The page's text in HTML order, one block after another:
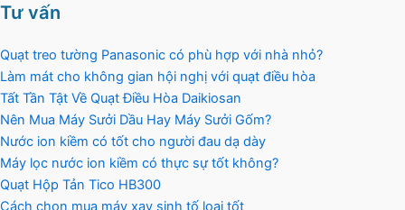
Tư vấn
Quạt treo tường Panasonic có phù hợp với nhà nhỏ?
Làm mát cho không gian hội nghị với quạt điều hòa
Tất Tần Tật Về Quạt Điều Hòa Daikiosan
Nên Mua Máy Sưởi Dầu Hay Máy Sưởi Gốm?
Nước ion kiềm có tốt cho người đau dạ dày
Máy lọc nước ion kiềm có thực sự tốt không?
Quạt Hộp Tản Tico HB300
Cách chọn mua máy xay sinh tố loại tốt